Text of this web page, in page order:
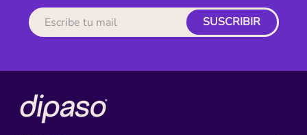
SUSCRIBIR